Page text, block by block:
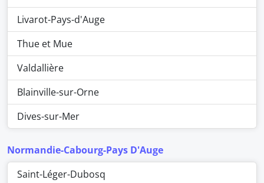
Livarot-Pays-d'Auge
Thue et Mue
Valdallière
Blainville-sur-Orne
Dives-sur-Mer
Normandie-Cabourg-Pays D'Auge
Saint-Léger-Dubosq